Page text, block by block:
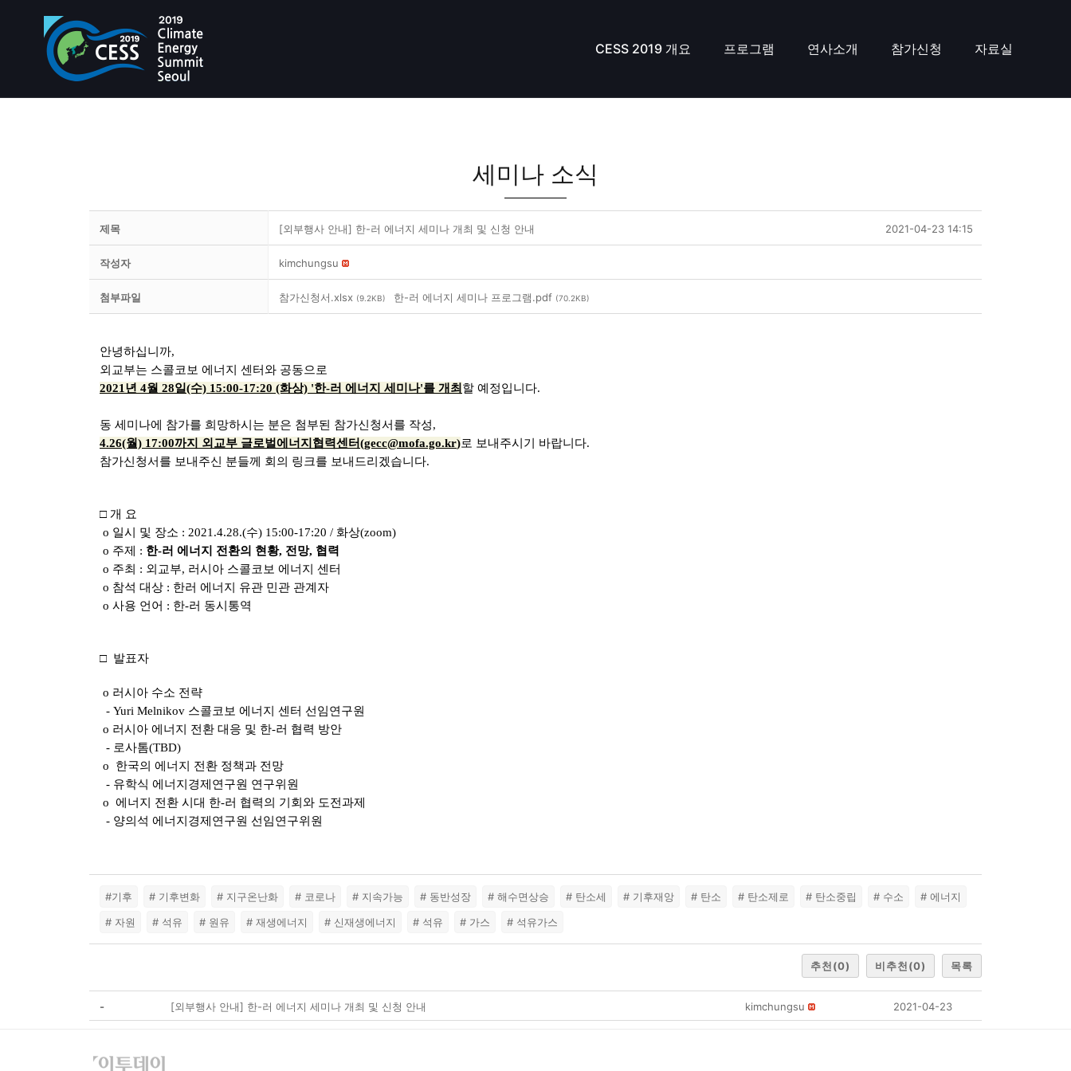
CESS 2019 개요 프로그램 연사소개 참가신청 자료실
세미나 소식
제목 [외부행사 안내] 한-러 에너지 세미나 개최 및 신청 안내 2021-04-23 14:15
작성자 kimchungsu
첨부파일 참가신청서.xlsx (9.2KB) 한-러 에너지 세미나 프로그램.pdf (70.2KB)
안녕하십니까,
외교부는 스콜코보 에너지 센터와 공동으로
2021년 4월 28일(수) 15:00-17:20 (화상) '한-러 에너지 세미나'를 개최 할 예정입니다.
동 세미나에 참가를 희망하시는 분은 첨부된 참가신청서를 작성,
4.26(월) 17:00까지 외교부 글로벌에너지협력센터(gecc@mofa.go.kr)로 보내주시기 바랍니다.
참가신청서를 보내주신 분들께 회의 링크를 보내드리겠습니다.
□ 개 요
o 일시 및 장소 : 2021.4.28.(수) 15:00-17:20 / 화상(zoom)
o 주제 : 한-러 에너지 전환의 현황, 전망, 협력
o 주최 : 외교부, 러시아 스콜코보 에너지 센터
o 참석 대상 : 한러 에너지 유관 민관 관계자
o 사용 언어 : 한-러 동시통역
□ 발표자
o 러시아 수소 전략
- Yuri Melnikov 스콜코보 에너지 센터 선임연구원
o 러시아 에너지 전환 대응 및 한-러 협력 방안
- 로사톰(TBD)
o 한국의 에너지 전환 정책과 전망
- 유학식 에너지경제연구원 연구위원
o 에너지 전환 시대 한-러 협력의 기회와 도전과제
- 양의석 에너지경제연구원 선임연구위원
#기후 # 기후변화 # 지구온난화 # 코로나 # 지속가능 # 동반성장 # 해수면상승 # 탄소세 # 기후재앙 # 탄소 # 탄소제로 # 탄소중립 # 수소
# 에너지
# 자원
# 석유 # 원유 # 재생에너지 # 신재생에너지 # 석유 # 가스 # 석유가스
추천(0) 비추천(0) 목록
- [외부행사 안내] 한-러 에너지 세미나 개최 및 신청 안내 kimchungsu 2021-04-23